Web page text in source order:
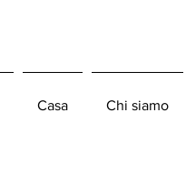
Casa Chi siamo